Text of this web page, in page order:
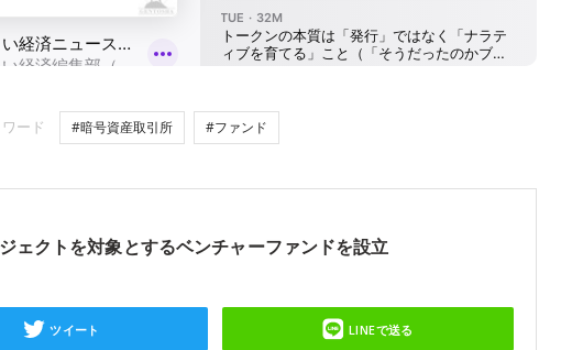
ード #暗号資産取引所 #ファンド
ェクトを対象とするベンチャーファンドを設立
ツイート LINEで送る